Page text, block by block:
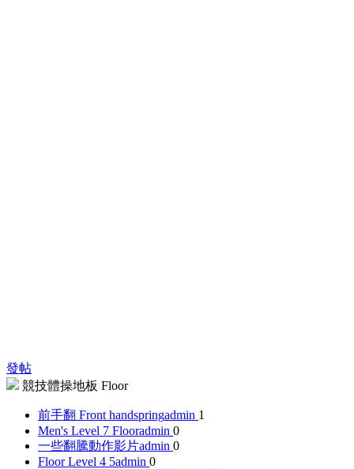
發帖
競技體操地板 Floor
前手翻 Front handspringadmin 1
Men's Level 7 Flooradmin 0
一些翻騰動作影片admin 0
Floor Level 4 5admin 0